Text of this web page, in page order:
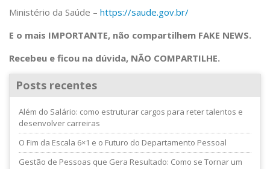
Ministério da Saúde – https://saude.gov.br/
E o mais IMPORTANTE, não compartilhem FAKE NEWS.
Recebeu e ficou na dúvida, NÃO COMPARTILHE.
Posts recentes
Além do Salário: como estruturar cargos para reter talentos e
desenvolver carreiras
O Fim da Escala 6×1 e o Futuro do Departamento Pessoal
Gestão de Pessoas que Gera Resultado: Como se Tornar um